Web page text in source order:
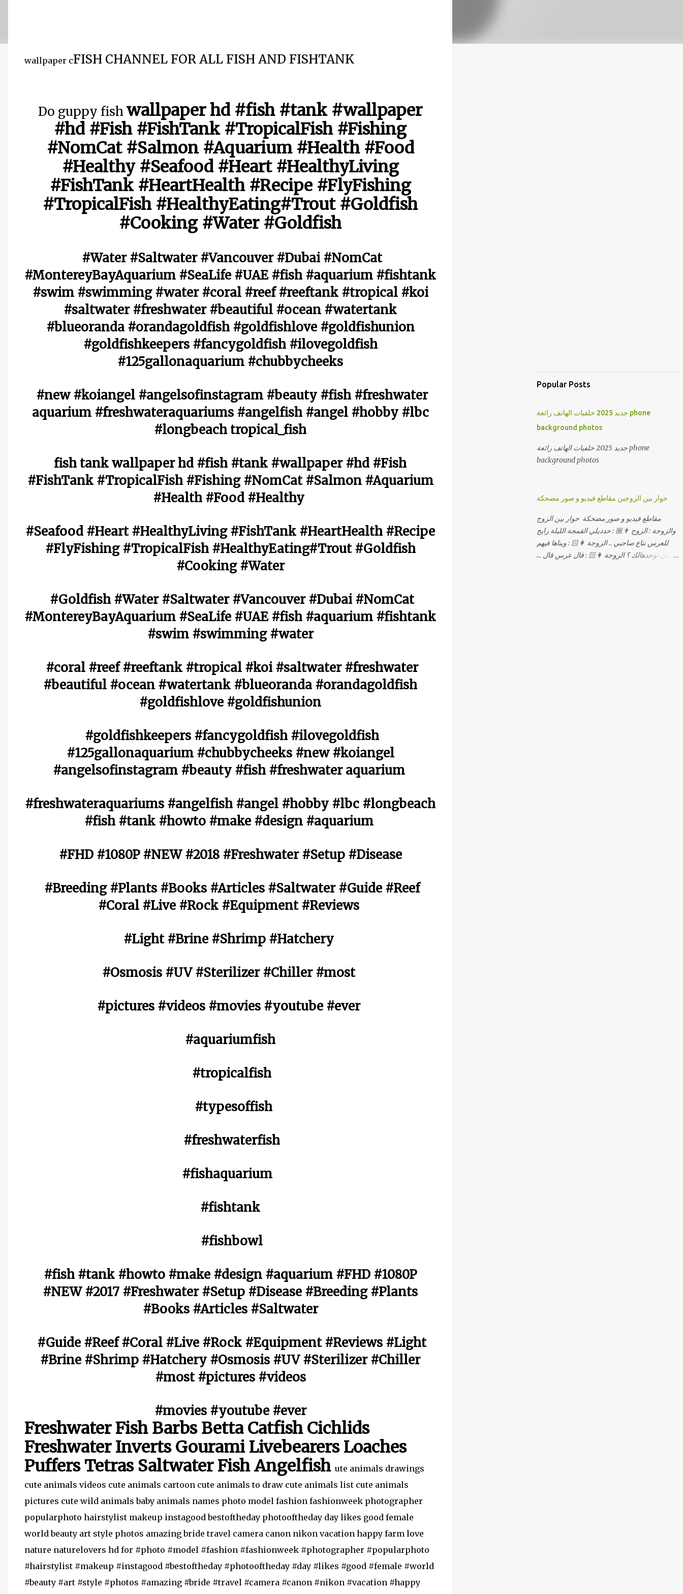
wallpaper cFISH CHANNEL FOR ALL FISH AND FISHTANK
Do guppy fish wallpaper hd #fish #tank #wallpaper
#hd #Fish #FishTank #TropicalFish #Fishing
#NomCat #Salmon #Aquarium #Health #Food
#Healthy #Seafood #Heart #HealthyLiving
#FishTank #HeartHealth #Recipe #FlyFishing
#TropicalFish #HealthyEating#Trout #Goldfish
#Cooking #Water #Goldfish
#Water #Saltwater #Vancouver #Dubai #NomCat
#MontereyBayAquarium #SeaLife #UAE #fish #aquarium #fishtank
#swim #swimming #water #coral #reef #reeftank #tropical #koi
#saltwater #freshwater #beautiful #ocean #watertank
#blueoranda #orandagoldfish #goldfishlove #goldfishunion
#goldfishkeepers #fancygoldfish #ilovegoldfish
#125gallonaquarium #chubbycheeks
#new #koiangel #angelsofinstagram #beauty #fish #freshwater
aquarium #freshwateraquariums #angelfish #angel #hobby #lbc
#longbeach tropical_fish
fish tank wallpaper hd #fish #tank #wallpaper #hd #Fish
#FishTank #TropicalFish #Fishing #NomCat #Salmon #Aquarium
#Health #Food #Healthy
#Seafood #Heart #HealthyLiving #FishTank #HeartHealth #Recipe
#FlyFishing #TropicalFish #HealthyEating#Trout #Goldfish
#Cooking #Water
#Goldfish #Water #Saltwater #Vancouver #Dubai #NomCat
#MontereyBayAquarium #SeaLife #UAE #fish #aquarium #fishtank
#swim #swimming #water
#coral #reef #reeftank #tropical #koi #saltwater #freshwater
#beautiful #ocean #watertank #blueoranda #orandagoldfish
#goldfishlove #goldfishunion
#goldfishkeepers #fancygoldfish #ilovegoldfish
#125gallonaquarium #chubbycheeks #new #koiangel
#angelsofinstagram #beauty #fish #freshwater aquarium
#freshwateraquariums #angelfish #angel #hobby #lbc #longbeach
#fish #tank #howto #make #design #aquarium
#FHD #1080P #NEW #2018 #Freshwater #Setup #Disease
#Breeding #Plants #Books #Articles #Saltwater #Guide #Reef
#Coral #Live #Rock #Equipment #Reviews
#Light #Brine #Shrimp #Hatchery
#Osmosis #UV #Sterilizer #Chiller #most
#pictures #videos #movies #youtube #ever
#aquariumfish
#tropicalfish
#typesoffish
#freshwaterfish
#fishaquarium
#fishtank
#fishbowl
#fish #tank #howto #make #design #aquarium #FHD #1080P
#NEW #2017 #Freshwater #Setup #Disease #Breeding #Plants
#Books #Articles #Saltwater
#Guide #Reef #Coral #Live #Rock #Equipment #Reviews #Light
#Brine #Shrimp #Hatchery #Osmosis #UV #Sterilizer #Chiller
#most #pictures #videos
#movies #youtube #ever
Freshwater Fish Barbs Betta Catfish Cichlids
Freshwater Inverts Gourami Livebearers Loaches
Puffers Tetras Saltwater Fish Angelfish ute animals drawings
cute animals videos cute animals cartoon cute animals to draw cute animals list cute animals
pictures cute wild animals baby animals names photo model fashion fashionweek photographer
popularphoto hairstylist makeup instagood bestoftheday photooftheday day likes good female
world beauty art style photos amazing bride travel camera canon nikon vacation happy farm love
nature naturelovers hd for #photo #model #fashion #fashionweek #photographer #popularphoto
#hairstylist #makeup #instagood #bestoftheday #photooftheday #day #likes #good #female #world
#beauty #art #style #photos #amazing #bride #travel #camera #canon #nikon #vacation #happy
Popular Posts
جديد 2025 خلفيات الهاتف رائعة phone
background photos
جديد 2025 خلفيات الهاتف رائعة phone
background photos
حوار بين الزوجين مقاطع فيديو و صور مضحكة
مقاطع فيديو و صور مضحكة حوار بين الزوج
والزوجة : الزوج 👨🏼 : حدديلي القمجة الليلة رايح
للعرس نتاع صاحبي .. الزوجة 👩🏻 : ويناها فيهم
اللي نوجدهالك ؟ الزوجة 👩🏻 : قال عرس قال ...